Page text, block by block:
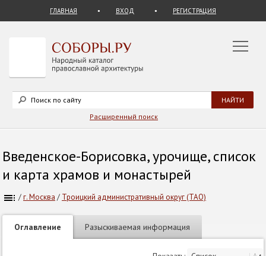
ГЛАВНАЯ ВХОД РЕГИСТРАЦИЯ
Расширенный поиск
Введенское-Борисовка, урочище, список
и карта храмов и монастырей
/г. Москва / Троицкий административный округ (ТАО)
Оглавление Разыскиваемая информация